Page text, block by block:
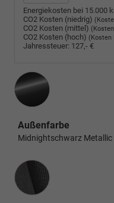
Energiekosten bei 15.000
CO2 Kosten (niedrig)
CO2 Kosten (mittel)
CO2 Kosten (hoch) (Kosten
Jahressteuer: 127,- €
Außenfarbe
Midnightschwarz Metallic
Innenausstattung